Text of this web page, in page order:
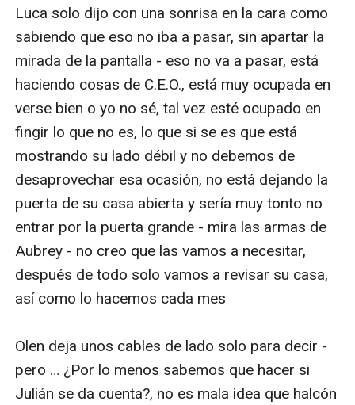
Luca solo dijo con una sonrisa en la cara como
sabiendo que eso no iba a pasar, sin apartar la
mirada de la pantalla - eso no va a pasar, está
haciendo cosas de C.E.O., está muy ocupada en
verse bien o yo no sé, tal vez esté ocupado en
fingir lo que no es, lo que si se es que está
mostrando su lado débil y no debemos de
desaprovechar esa ocasión, no está dejando la
puerta de su casa abierta y sería muy tonto no
entrar por la puerta grande - mira las armas de
Aubrey - no creo que las vamos a necesitar,
después de todo solo vamos a revisar su casa,
así como lo hacemos cada mes
Olen deja unos cables de lado solo para decir -
pero … ¿Por lo menos sabemos que hacer si
Julián se da cuenta?, no es mala idea que halcón